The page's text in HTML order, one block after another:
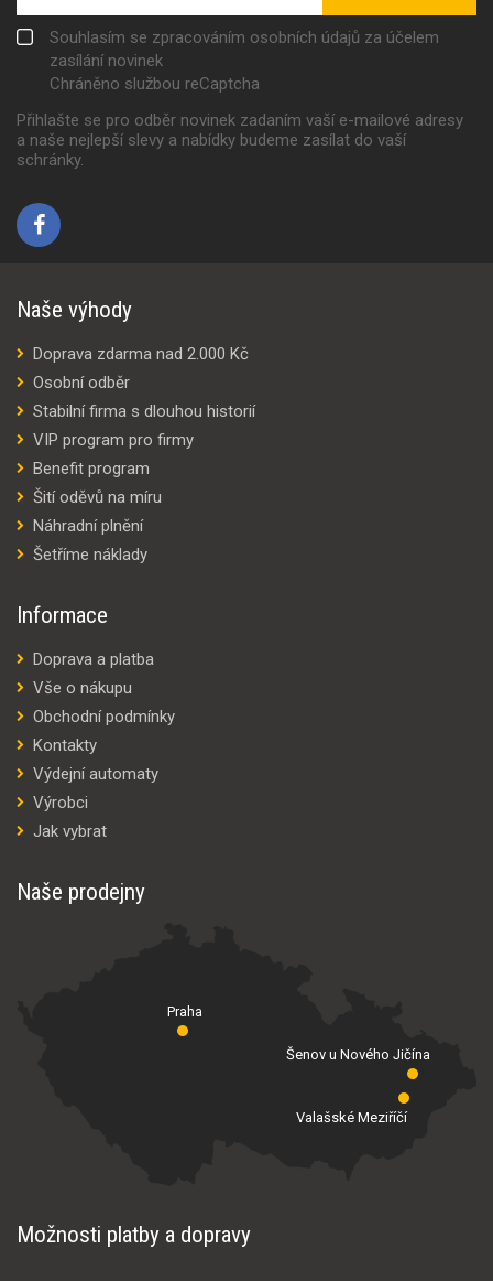
Souhlasím se zpracováním osobních údajů za účelem
zasílání novinek
Chráněno službou reCaptcha
Přihlašte se pro odběr novinek zadaním vaší e-mailové adresy
a naše nejlepší slevy a nabídky budeme zasílat do vaší
schránky.
Naše výhody
Doprava zdarma nad 2.000 Kč
Osobní odběr
Stabilní firma s dlouhou historií
VIP program pro firmy
Benefit program
Šití oděvů na míru
Náhradní plnění
Šetříme náklady
Informace
Doprava a platba
Vše o nákupu
Obchodní podmínky
Kontakty
Výdejní automaty
Výrobci
Jak vybrat
Naše prodejny
Praha
Valašské Meziříčí
Šenov u Nového Jičína
Možnosti platby a dopravy